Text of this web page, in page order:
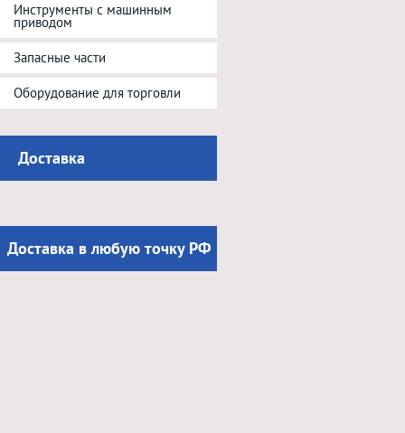
Инструменты с машинным
приводом
Запасные части
Оборудование для торговли
Доставка
Доставка в любую точку РФ